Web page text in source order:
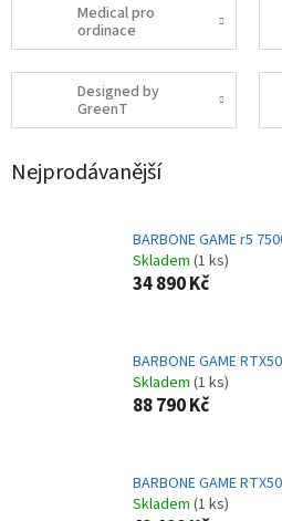
Medical pro
ordinace
Designed by
GreenT
Nejprodávanější
BARBONE GAME r5
Skladem (1 ks)
34 890 Kč
BARBONE GAME
Skladem (1 ks)
88 790 Kč
BARBONE GAME
Skladem (1 ks)